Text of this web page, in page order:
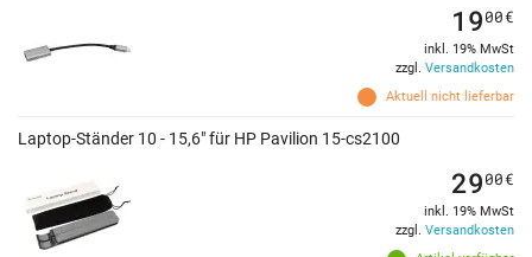
Aktuell nicht lieferbar
1900€
inkl. 19% MwSt
zzgl. Versandkosten
Laptop-Ständer 10 - 15,6" für HP Pavilion 15-cs2100
2900€
inkl. 19% MwSt
zzgl. Versandkosten